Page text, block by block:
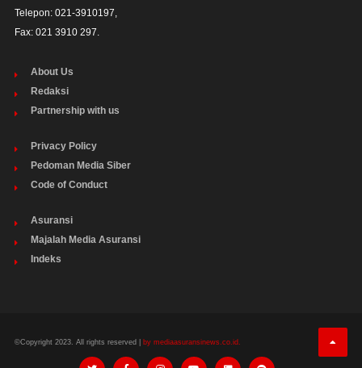
Telepon: 021-3910197,
Fax: 021 3910 297.
About Us
Redaksi
Partnership with us
Privacy Policy
Pedoman Media Siber
Code of Conduct
Asuransi
Majalah Media Asuransi
Indeks
©Copyright 2023. All rights reserved | by mediaasuransinews.co.id.